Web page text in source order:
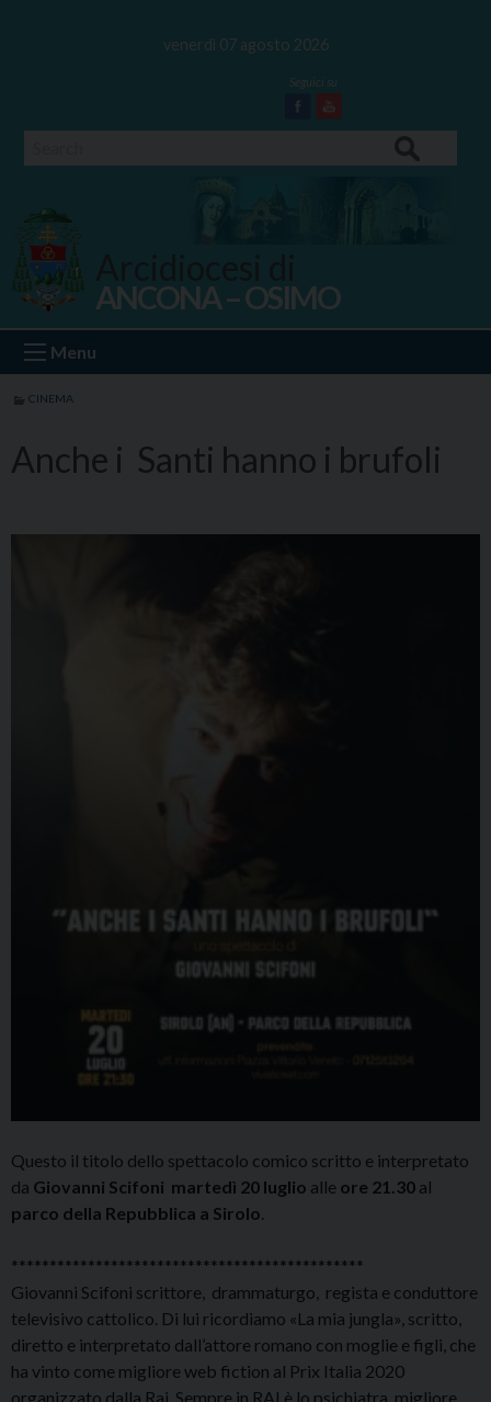
venerdì 07 agosto 2026
Facebook
Youtube
Ancona Osimo
ANCONA – OSIMO
Menu
CINEMA
Anche i Santi hanno i brufoli
Questo il titolo dello spettacolo comico scritto e interpretato
da Giovanni Scifoni martedì 20 luglio alle ore 21.30 al
parco della Repubblica a Sirolo
**********************************************
Giovanni Scifoni scrittore, drammaturgo, regista e conduttore
televisivo cattolico. Di lui ricordiamo «La mia jungla», scritto,
diretto e interpretato dall’attore romano con moglie e figli, che
ha vinto come migliore web fiction al Prix Italia 2020
organizzato dalla Rai. Sempre in RAI è lo psichiatra, migliore